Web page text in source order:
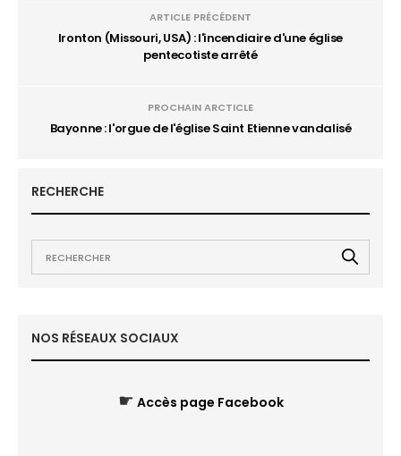
ARTICLE PRÉCÉDENT
Ironton (Missouri, USA) : l'incendiaire d'une église
pentecotiste arrêté
PROCHAIN ARCTICLE
Bayonne : l'orgue de l'église Saint Etienne vandalisé
RECHERCHE
NOS RÉSEAUX SOCIAUX
☛ Accès page Facebook